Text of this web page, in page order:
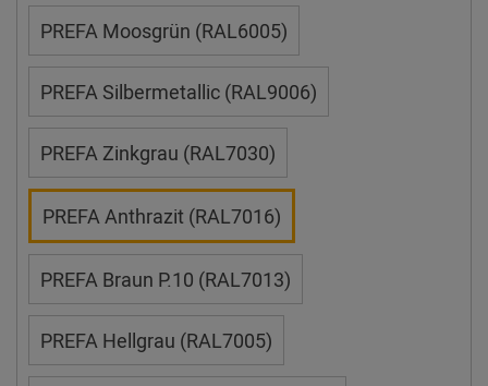
PREFA Moosgrün (RAL6005)
PREFA Silbermetallic (RAL9006)
PREFA Zinkgrau (RAL7030)
PREFA Anthrazit (RAL7016)
PREFA Braun P.10 (RAL7013)
PREFA Hellgrau (RAL7005)